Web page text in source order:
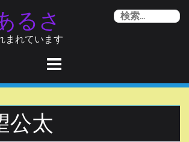
るさ
まれています
検
公太